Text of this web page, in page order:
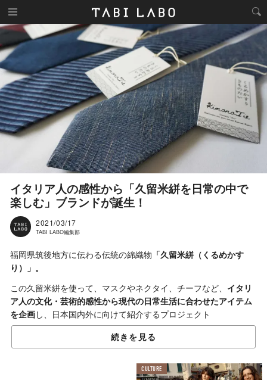
イタリア人の感性から「久留米絣を日常の中で
楽しむ」ブランドが誕生！
2021/03/17
TABI LABO編集部
福岡県筑後地方に伝わる伝統の綿織物 「久留米絣（くるめかす
り）」。
この久留米絣を使って、マスクやネクタイ、チーフなど、 イタリ
ア人の文化・芸術的感性から現代の日常生活に合わせたアイテム
を企画し、日本国内外に向けて紹介するプロジェクト
「Kimonissimo（キモニッシモ）」がスタートした。
このちょっと異色のコラボレーションが生まれたきっかけは、本
プロジェクトを手がけるディサント株式会社の代表が、最初に最
も深刻なロックダウンが実施された国の一つであるイタリアの友
続きを見る
CULTURE